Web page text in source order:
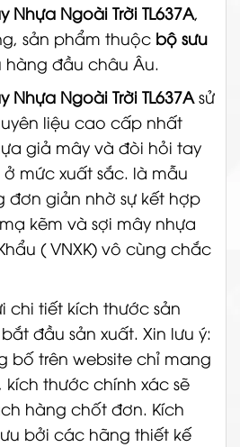
Nhựa Ngoài Trời TL637A,
sản phẩm thuộc bộ sưu
đầu châu Âu.
Nhựa Ngoài Trời TL637Asử
liệu cao cấp nhất
giả mây và đòi hỏi tay
mức xuất sắc. là mẫu
đơn giản nhờ sự kết hợp
kẽm và sợi mây nhựa
( VNXK) vô cùng chắc
chi tiết kích thước sản
đầu sản xuất. Xin lưu ý:
bố trên website chỉ mang
thước chính xác sẽ
hàng chốt đơn. Kích
bởi các hãng thiết kế